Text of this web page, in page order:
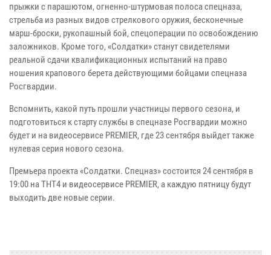
прыжки с парашютом, огненно-штурмовая полоса спецназа,
стрельба из разных видов стрелкового оружия, бесконечные
марш-броски, рукопашный бой, спецоперации по освобождению
заложников. Кроме того, «Солдатки» станут свидетелями
реальной сдачи квалификационных испытаний на право
ношения крапового берета действующими бойцами спецназа
Росгвардии.
Вспомнить, какой путь прошли участницы первого сезона, и
подготовиться к старту службы в спецназе Росгвардии можно
будет и на видеосервисе PREMIER, где 23 сентября выйдет также
нулевая серия нового сезона.
Премьера проекта «Солдатки. Спецназ» состоится 24 сентября в
19:00 на ТНТ4 и видеосервисе PREMIER, а каждую пятницу будут
выходить две новые серии.